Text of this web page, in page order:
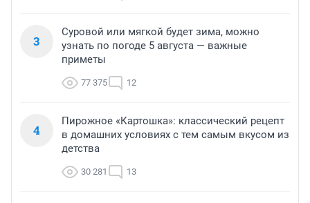
3
Суровой или мягкой будет зима, можно
узнать по погоде 5 августа — важные
приметы
77 375 12
4
Пирожное «Картошка»: классический рецепт
в домашних условиях с тем самым вкусом из
детства
30 281 13